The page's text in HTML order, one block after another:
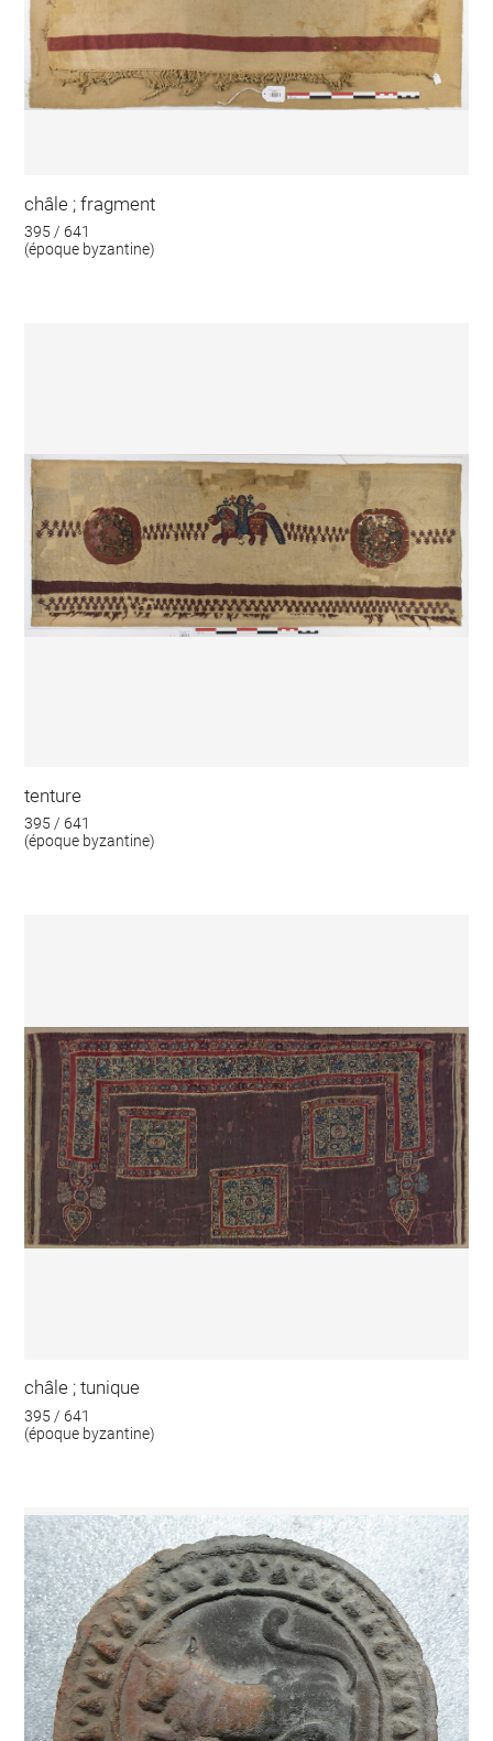
châle ; fragment
395 / 641
(époque byzantine)
tenture
395 / 641
(époque byzantine)
châle ; tunique
395 / 641
(époque byzantine)